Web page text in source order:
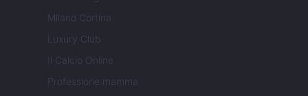
Milano Cortina
Luxury Club
Il Calcio Online
Professione mamma